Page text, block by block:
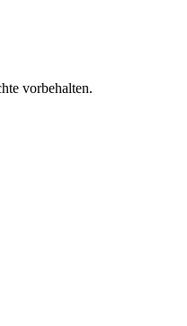
vorbehalten.